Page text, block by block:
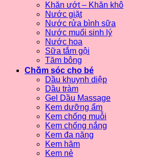
Khăn ướt – Khăn khô
Nước giặt
Nước rửa bình sữa
Nước muối sinh lý
Nước hoa
Sữa tắm gội
Tăm bông
Chăm sóc cho bé
Dầu khuynh diệp
Dầu tràm
Gel Dầu Massage
Kem dưỡng ẩm
Kem chống muỗi
Kem chống nắng
Kem đa năng
Kem hăm
Kem nẻ